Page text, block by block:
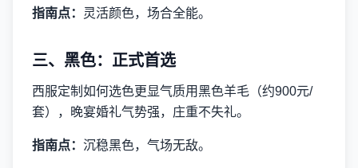
指南点： 灵活颜色，场合全能。
三、黑色：正式首选
西服定制如何选色更显气质用黑色羊毛（约900元/
套），晚宴婚礼气势强，庄重不失礼。
指南点： 沉稳黑色，气场无敌。